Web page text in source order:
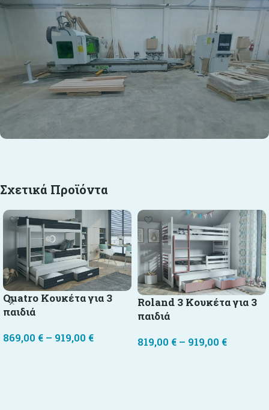
Σχετικά Προϊόντα
Quatro Κουκέτα για 3
παιδιά
869,00 € – 919,00 €
Roland 3 Κουκέτα για 3
παιδιά
819,00 € – 919,00 €